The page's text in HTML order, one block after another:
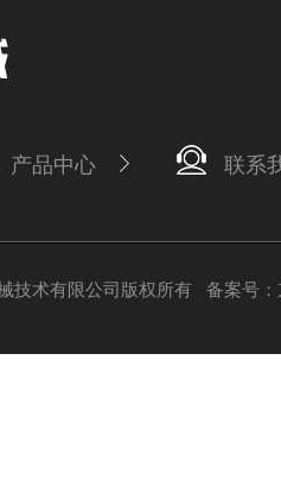
产品中心 联系
技术有限公司版权所有 备案号：